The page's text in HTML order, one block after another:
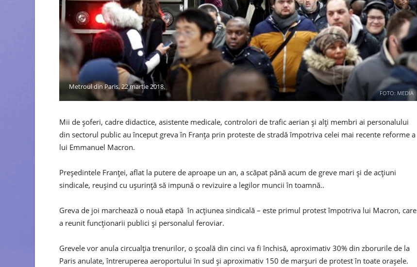
FOTO: MEDIA
Metroul din Paris, 22 martie 2018.
Mii de șoferi, cadre didactice, asistente medicale, controlori de trafic aerian și alți membri ai personalului
din sectorul public au început greva în Franța prin proteste de stradă împotriva celei mai recente reforme a
lui Emmanuel Macron.
Președintele Franței, aflat la putere de aproape un an, a scăpat până acum de greve mari și de acțiuni
sindicale, reușind cu ușurință să impună o revizuire a legilor muncii în toamnă..
Greva de joi marchează o nouă etapă în acțiunea sindicală – este primul protest împotriva lui Macron, care
a reunit funcționarii publici și personalul feroviar.
Grevele vor anula circualția trenurilor, o școală din cinci va fi închisă, aproximativ 30% din zborurile de la
Paris anulate, întreruperea aeroportului în sud și aproximativ 150 de marșuri de protest în toate orașele.